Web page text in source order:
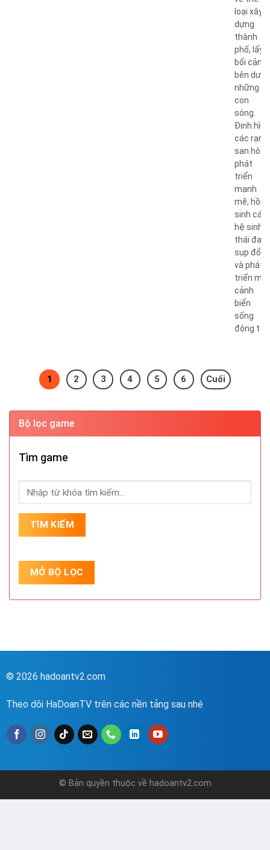
loại xây
dựng
thành
phố, lấy
bối cảnh
bên dưới
những
con
sóng.
Định hình
các rạn
san hô
phát
triển
mạnh
mẽ, hồi
sinh các
hệ sinh
thái
sụp đổ
và phát
triển một
cảnh
biển
sống
động t ...
1 2 3 4 5 6 Cuối
Bộ lọc game
Tìm game
© 2026 hadoantv2.com
Theo dõi HaDoanTV trên các nền tảng sau nhé
© Bản quyền thuộc về hadoantv2.com